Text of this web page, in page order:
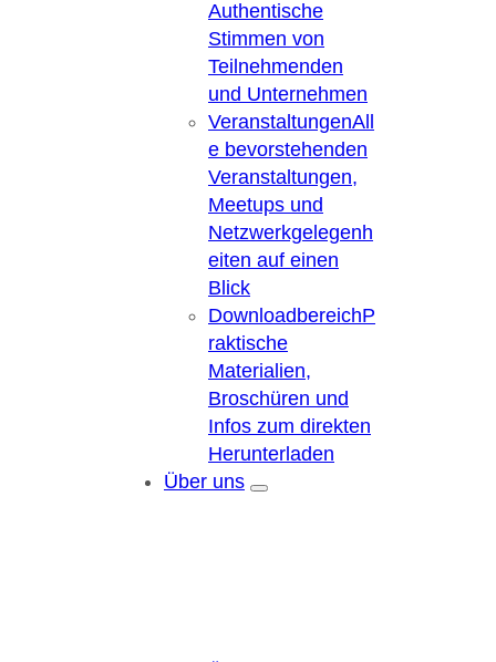
Authentische
Stimmen von
Teilnehmenden
und Unternehmen
VeranstaltungenAll
e bevorstehenden
Veranstaltungen,
Meetups und
Netzwerkgelegenh
eiten auf einen
Blick
DownloadbereichP
raktische
Materialien,
Broschüren und
Infos zum direkten
Herunterladen
Über uns